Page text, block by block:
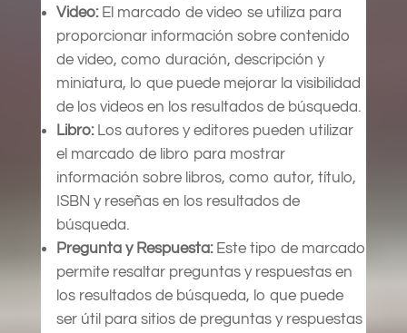
Video:El marcado de video se utiliza para
proporcionar información sobre contenido
de video, como duración, descripción y
miniatura, lo que puede mejorar la visibilidad
de los videos en los resultados de búsqueda.
Libro:Los autores y editores pueden utilizar
el marcado de libro para mostrar
información sobre libros, como autor, título,
ISBN y reseñas en los resultados de
búsqueda.
Pregunta y Respuesta:Este tipo de marcado
permite resaltar preguntas y respuestas en
los resultados de búsqueda, lo que puede
ser útil para sitios de preguntas y respuestas